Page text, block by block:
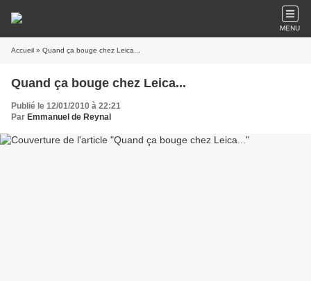
MENU
Accueil » Quand ça bouge chez Leica...
Quand ça bouge chez Leica...
Publié le 12/01/2010 à 22:21
Par Emmanuel de Reynal